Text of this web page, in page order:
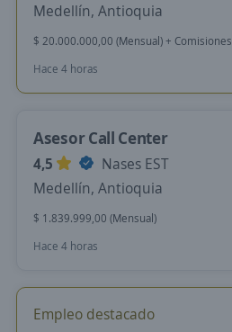
Medellín, Antioquia
$ 20.000.000,00 (Mensual) + Comisiones
Hace 4 horas
Asesor Call Center
4,5
Nases EST
Medellín, Antioquia
$ 1.839.999,00 (Mensual)
Hace 4 horas
Empleo destacado